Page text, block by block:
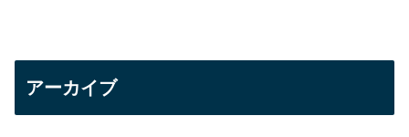
アーカイブ